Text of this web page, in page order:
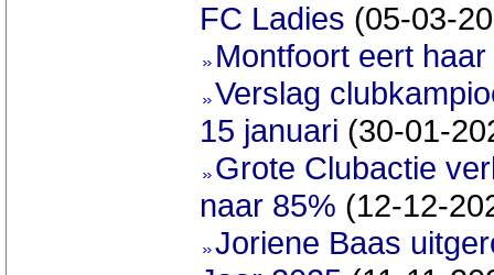
FC Ladies (05-03-
Montfoort eert
Verslag
15 januari (30-01-
Grote Clubactie
naar 85% (12-12-
Joriene Baas